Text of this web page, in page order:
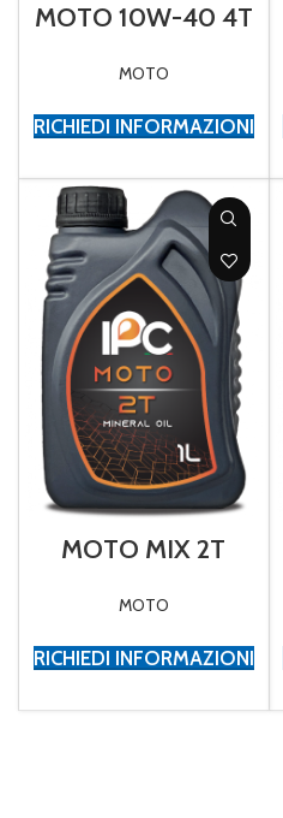
MOTO 10W-40 4T
MOTO
RICHIEDI INFORMAZIONI
MOTO MIX 2T
MOTO
RICHIEDI INFORMAZIONI